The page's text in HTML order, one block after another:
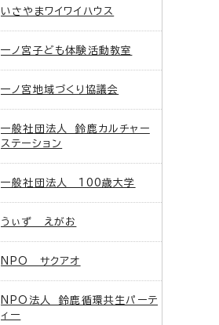
いさやまワイワイハウス
一ノ宮子ども体験活動教室
一ノ宮地域づくり協議会
一般社団法人 鈴鹿カルチャー
ステーション
一般社団法人 100歳大学
うぃず えがお
NPO サクアオ
NPO法人 鈴鹿循環共生パーテ
ィー